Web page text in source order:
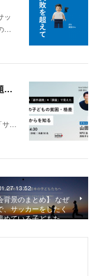
ッ
…
サッカーにおける子どもの貧困・格差問題の現状 | 「社会とサッカー」vol.1
サ…
13:52
背景のまとめ】 なぜ
、サッカーをしたく
めている子どもた…